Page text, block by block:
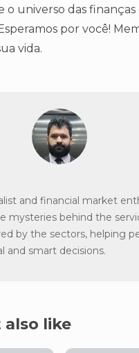
o universo das finanças
por você!
vida.
and financial market
mysteries behind the
by the sectors, helping
and smart decisions.
like